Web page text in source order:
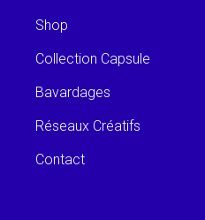
Shop
Collection Capsule
Bavardages
Réseaux Créatifs
Contact